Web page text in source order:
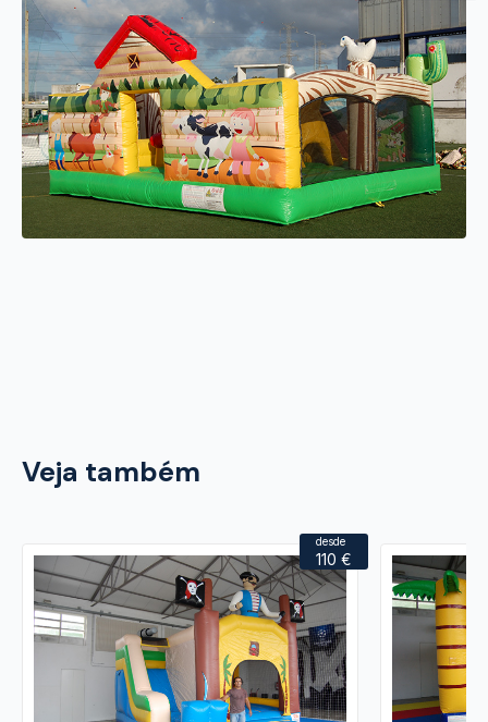
Veja também
desde
110 €